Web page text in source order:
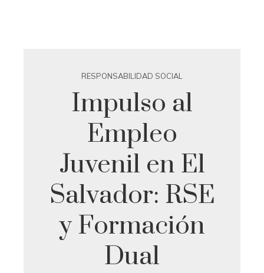
RESPONSABILIDAD SOCIAL
Impulso al
Empleo
Juvenil en El
Salvador: RSE
y Formación
Dual